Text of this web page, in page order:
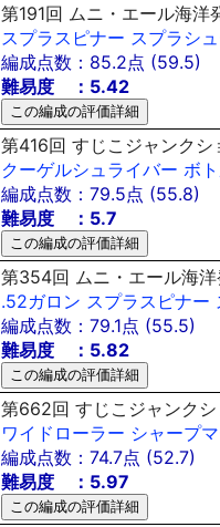
第191回 ムニ・エール海
スプラスピナー スプラシ
編成点数：85.2点 (59.5)
難易度 ：5.42
第416回 すじこジャンク
クーゲルシュライバー ボ
編成点数：79.5点 (55.8)
難易度 ：5.7
第354回 ムニ・エール海
.52ガロン スプラスピナー
編成点数：79.1点 (55.5)
難易度 ：5.82
第662回 すじこジャンク
ワイドローラー シャープ
編成点数：74.7点 (52.7)
難易度 ：5.97